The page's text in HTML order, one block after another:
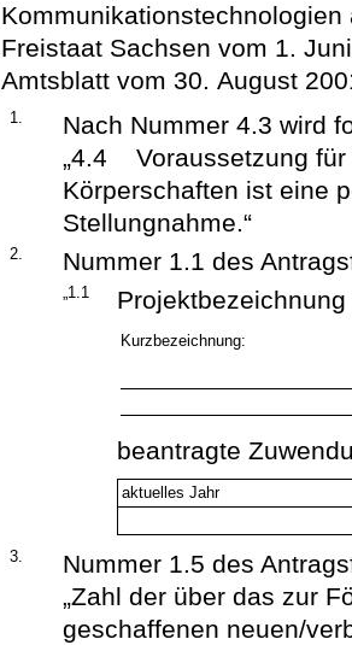
Freistaat Sachsen vom 1.
Amtsblatt vom 30. August
1.
Nach Nummer 4.3 wird
„4.4 Voraussetzung für
Körperschaften ist eine
Stellungnahme.“
2. Nummer 1.1 des
„1.1
Kurzbezeichnung:
beantragte
aktuelles Jahr
3.
Nummer 1.5 des
„Zahl der über das zur
geschaffenen neuen/